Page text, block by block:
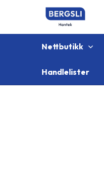
Nettbutikk
Handlelister